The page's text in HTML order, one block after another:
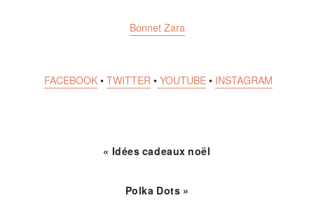
Bonnet Zara
FACEBOOK• TWITTER•YOUTUBE• INSTAGRAM
« Idées cadeaux noël
Polka Dots »